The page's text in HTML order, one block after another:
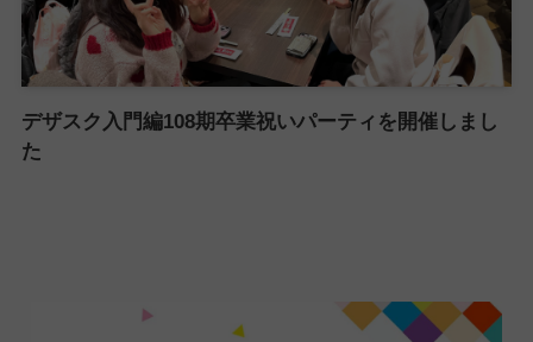
デザスク入門編108期卒業祝いパーティを開催しまし
た